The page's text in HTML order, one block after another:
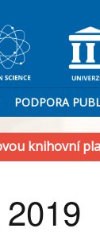
PODPORA
knihovní